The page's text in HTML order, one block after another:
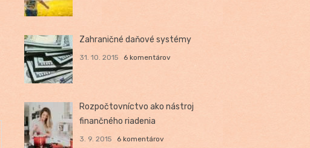
Zahraničné daňové systémy
31. 10. 2015 6 komentárov
Rozpočtovníctvo ako nástroj
finančného riadenia
3. 9. 2015 6 komentárov